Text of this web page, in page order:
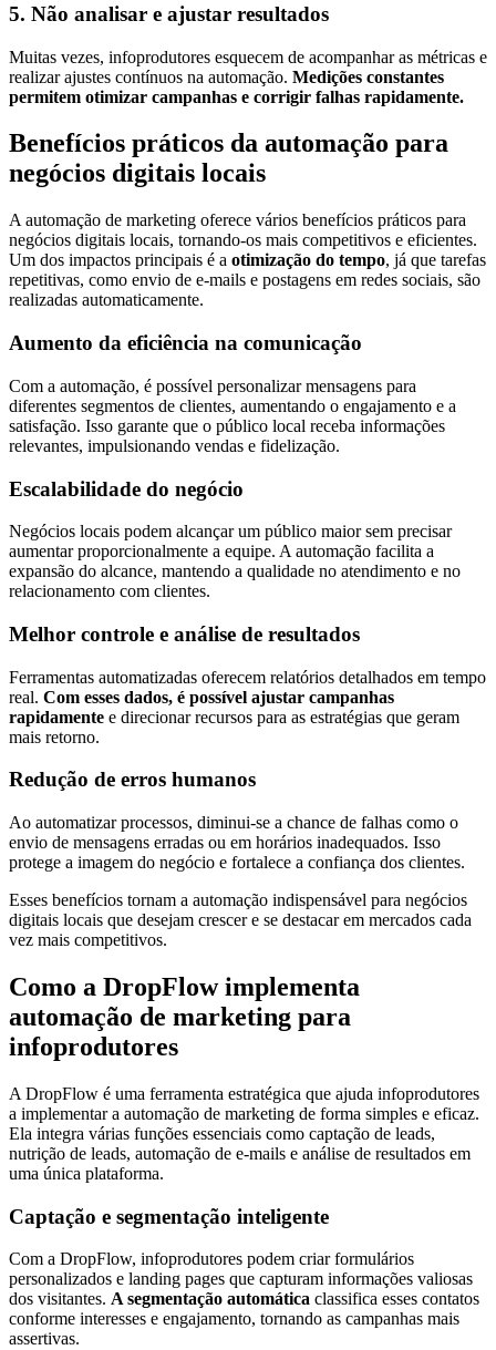
5. Não analisar e ajustar resultados
Muitas vezes, infoprodutores esquecem de acompanhar as métricas e
realizar ajustes contínuos na automação. Medições constantes
permitem otimizar campanhas e corrigir falhas rapidamente.
Benefícios práticos da automação para
negócios digitais locais
A automação de marketing oferece vários benefícios práticos para
negócios digitais locais, tornando-os mais competitivos e eficientes.
Um dos impactos principais é a otimização do tempo, já que tarefas
repetitivas, como envio de e-mails e postagens em redes sociais, são
realizadas automaticamente.
Aumento da eficiência na comunicação
Com a automação, é possível personalizar mensagens para
diferentes segmentos de clientes, aumentando o engajamento e a
satisfação. Isso garante que o público local receba informações
relevantes, impulsionando vendas e fidelização.
Escalabilidade do negócio
Negócios locais podem alcançar um público maior sem precisar
aumentar proporcionalmente a equipe. A automação facilita a
expansão do alcance, mantendo a qualidade no atendimento e no
relacionamento com clientes.
Melhor controle e análise de resultados
Ferramentas automatizadas oferecem relatórios detalhados em tempo
real. Com esses dados, é possível ajustar campanhas
rapidamente e direcionar recursos para as estratégias que geram
mais retorno.
Redução de erros humanos
Ao automatizar processos, diminui-se a chance de falhas como o
envio de mensagens erradas ou em horários inadequados. Isso
protege a imagem do negócio e fortalece a confiança dos clientes.
Esses benefícios tornam a automação indispensável para negócios
digitais locais que desejam crescer e se destacar em mercados cada
vez mais competitivos.
Como a DropFlow implementa
automação de marketing para
infoprodutores
A DropFlow é uma ferramenta estratégica que ajuda infoprodutores
a implementar a automação de marketing de forma simples e eficaz.
Ela integra várias funções essenciais como captação de leads,
nutrição de leads, automação de e-mails e análise de resultados em
uma única plataforma.
Captação e segmentação inteligente
Com a DropFlow, infoprodutores podem criar formulários
personalizados e landing pages que capturam informações valiosas
dos visitantes. A segmentação automática classifica esses contatos
conforme interesses e engajamento, tornando as campanhas mais
assertivas.